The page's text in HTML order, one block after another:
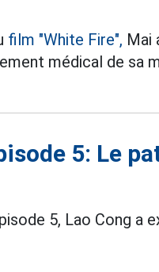
film "White Fire", Mai
médical de sa
5: Le
5, Lao Cong a